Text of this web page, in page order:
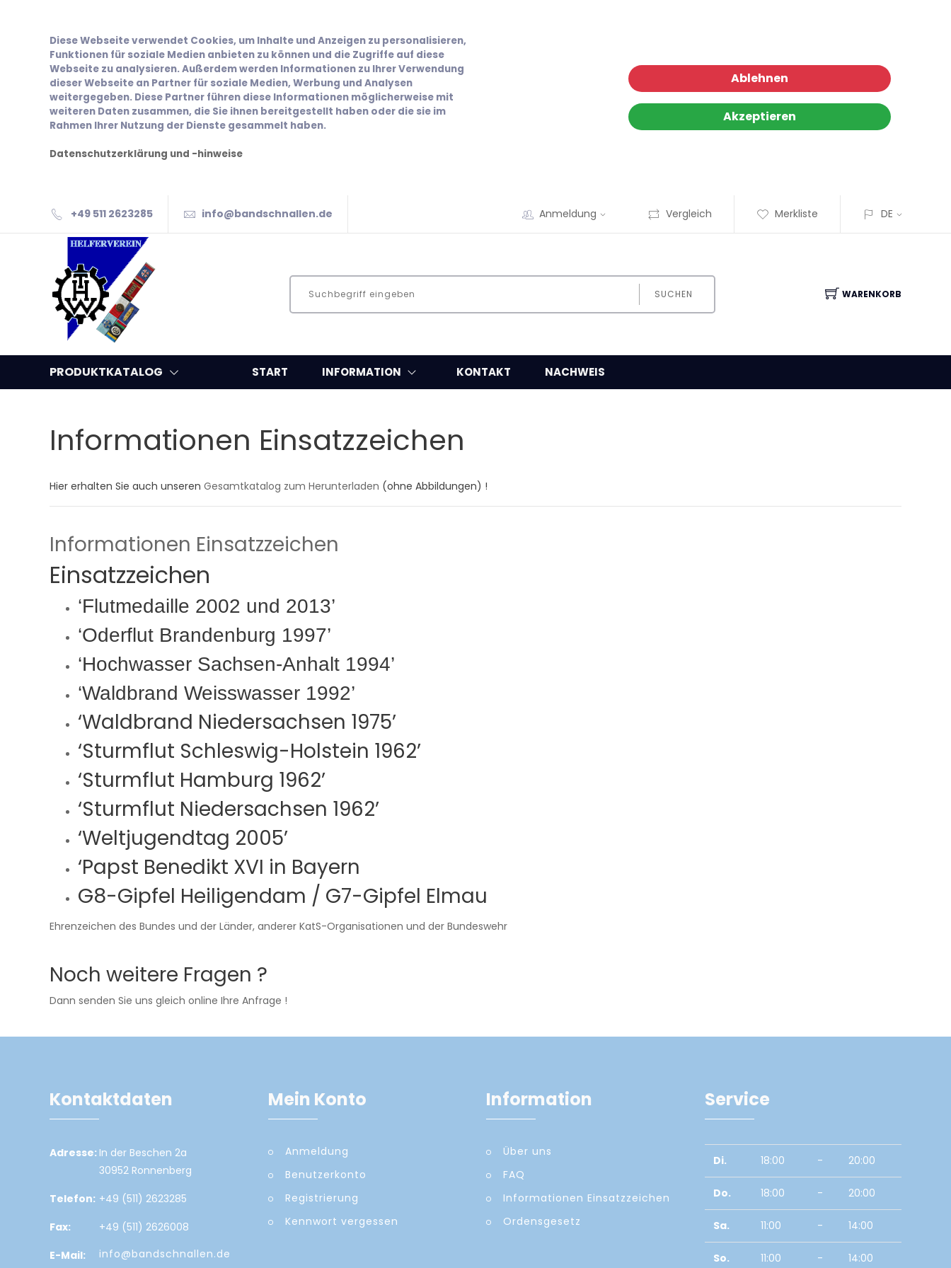
Diese Webseite verwendet Cookies, um Inhalte und Anzeigen zu personalisieren,
Funktionen für soziale Medien anbieten zu können und die Zugriffe auf diese
Webseite zu analysieren. Außerdem werden Informationen zu Ihrer Verwendung
dieser Webseite an Partner für soziale Medien, Werbung und Analysen
weitergegeben. Diese Partner führen diese Informationen möglicherweise mit
weiteren Daten zusammen, die Sie ihnen bereitgestellt haben oder die sie im
Rahmen Ihrer Nutzung der Dienste gesammelt haben.
Datenschutzerklärung und -hinweise
Ablehnen
Akzeptieren
+49 511 2623285 info@bandschnallen.de Anmeldung Vergleich Merkliste DE
SUCHEN WARENKORB
PRODUKTKATALOG START INFORMATION KONTAKT NACHWEIS
Informationen Einsatzzeichen
Hier erhalten Sie auch unseren Gesamtkatalog zum Herunterladen (ohne Abbildungen) !
Informationen Einsatzzeichen
Einsatzzeichen
‘Flutmedaille 2002 und 2013’
‘Oderflut Brandenburg 1997’
‘Hochwasser Sachsen-Anhalt 1994’
‘Waldbrand Weisswasser 1992’
‘Waldbrand Niedersachsen 1975’
‘Sturmflut Schleswig-Holstein 1962’
‘Sturmflut Hamburg 1962’
‘Sturmflut Niedersachsen 1962’
‘Weltjugendtag 2005’
‘Papst Benedikt XVI in Bayern
G8-Gipfel Heiligendam / G7-Gipfel Elmau
Ehrenzeichen des Bundes und der Länder, anderer KatS-Organisationen und der Bundeswehr
Noch weitere Fragen ?
Dann senden Sie uns gleich online Ihre Anfrage !
Kontaktdaten
Adresse: In der Beschen 2a
30952 Ronnenberg
Telefon: +49 (511) 2623285
Fax:
+49 (511) 2626008
E-Mail:
info@bandschnallen.de
Mein Konto
Anmeldung
Benutzerkonto
Registrierung
Kennwort vergessen
Information
Über uns
FAQ
Informationen Einsatzzeichen
Ordensgesetz
Service
Di. 18:00 - 20:00
Do. 18:00 - 20:00
Sa. 11:00 - 14:00
So. 11:00 - 14:00